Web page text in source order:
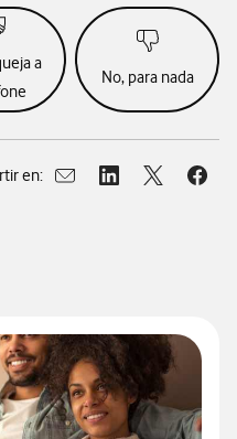
a
No, para nada
en:
Abrir ventana para
Abrir ventana
Abrir Abrir